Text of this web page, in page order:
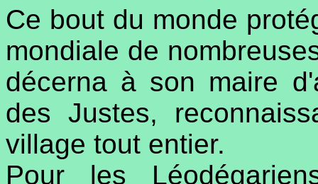
Ce bout du monde
mondiale de
décerna à son maire
des Justes,
village tout entier.
Pour les